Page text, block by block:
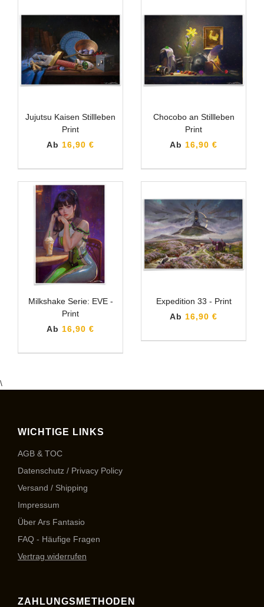
Jujutsu Kaisen Stillleben
Print
Ab 16,90 €
Chocobo an Stillleben
Print
Ab 16,90 €
Milkshake Serie: EVE -
Print
Ab 16,90 €
Expedition 33 - Print
Ab 16,90 €
\
WICHTIGE LINKS
AGB & TOC
Datenschutz / Privacy Policy
Versand / Shipping
Impressum
Über Ars Fantasio
FAQ - Häufige Fragen
Vertrag widerrufen
ZAHLUNGSMETHODEN